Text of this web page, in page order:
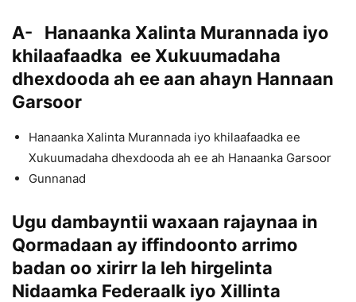
A- Hanaanka Xalinta Murannada iyo
khilaafaadka ee Xukuumadaha
dhexdooda ah ee aan ahayn Hannaan
Garsoor
Hanaanka Xalinta Murannada iyo khilaafaadka ee
Xukuumadaha dhexdooda ah ee ah Hanaanka Garsoor
Gunnanad
Ugu dambayntii waxaan rajaynaa in
Qormadaan ay iffindoonto arrimo
badan oo xirirr la leh hirgelinta
Nidaamka Federaalk iyo Xillinta